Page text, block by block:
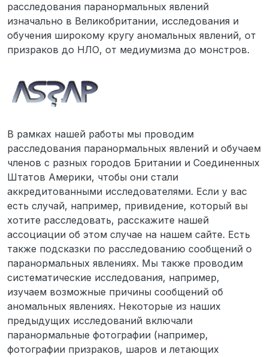
расследования паранормальных явлений
изначально в Великобритании, исследования и
обучения широкому кругу аномальных явлений, от
призраков до НЛО, от медиумизма до монстров.
В рамках нашей работы мы проводим
расследования паранормальных явлений и обучаем
членов c разных городов Британии и Соединенных
Штатов Америки, чтобы они стали
аккредитованными исследователями. Если у вас
есть случай, например, привидение, который вы
хотите расследовать, расскажите нашей
ассоциации об этом случае на нашем сайте. Есть
также подсказки по расследованию сообщений о
паранормальных явлениях. Мы также проводим
систематические исследования, например,
изучаем возможные причины сообщений об
аномальных явлениях. Некоторые из наших
предыдущих исследований включали
паранормальные фотографии (например,
фотографии призраков, шаров и летающих